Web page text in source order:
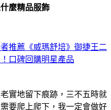
麼精品服飾
推薦《威瑪舒培》御捷王二
口碑回購明星產品
實地留下痕跡，三不五時就
要爬上爬下，我一定會做好